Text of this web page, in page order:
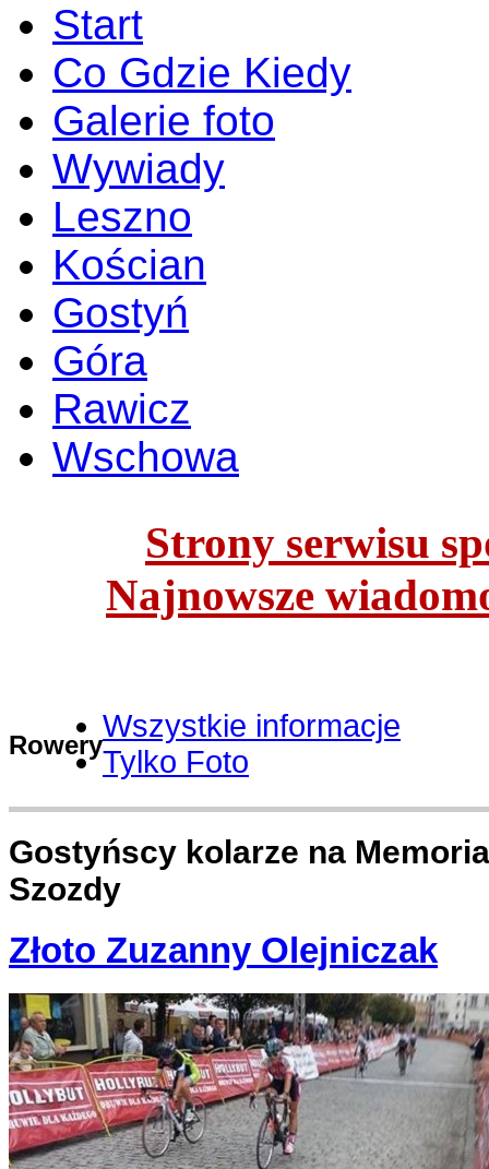
Start
Co Gdzie Kiedy
Galerie foto
Wywiady
Leszno
Kościan
Gostyń
Góra
Rawicz
Wschowa
Strony serwisu
Najnowsze
Rowery
Wszystkie informacje
Tylko Foto
Gostyńscy kolarze na
Szozdy
Złoto Zuzanny Olejniczak